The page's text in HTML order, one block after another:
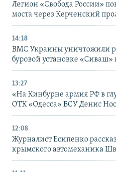
Легион «Свобода России»
моста через Керченский
14:18
ВМС Украины уничтожили
буровой установке
13:27
«На Кинбурне армия РФ в
ОТК «Одесса» ВСУ Денис
12:08
Журналист Есипенко
крымского автомеханика